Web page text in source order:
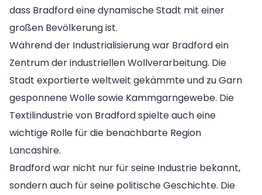
dass Bradford eine dynamische Stadt mit einer
großen Bevölkerung ist.
Während der Industrialisierung war Bradford ein
Zentrum der industriellen Wollverarbeitung. Die
Stadt exportierte weltweit gekämmte und zu Garn
gesponnene Wolle sowie Kammgarngewebe. Die
Textilindustrie von Bradford spielte auch eine
wichtige Rolle für die benachbarte Region
Lancashire.
Bradford war nicht nur für seine Industrie bekannt,
sondern auch für seine politische Geschichte. Die